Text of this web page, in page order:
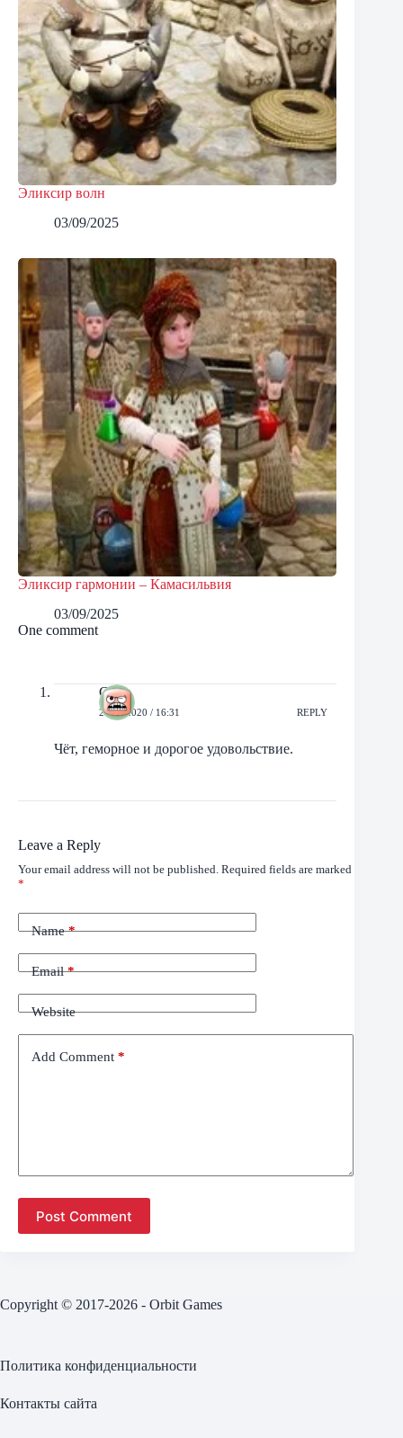
Эликсир волн
03/09/2025
Эликсир гармонии – Камасильвия
03/09/2025
One comment
Солу
29/01/2020 / 16:31 REPLY
Чёт, геморное и дорогое удовольствие.
Leave a Reply
Your email address will not be published. Required fields are marked
*
Name*
Email*
Website
Add Comment *
Post Comment
Copyright © 2017-2026 - Orbit Games
Политика конфиденциальности
Контакты сайта